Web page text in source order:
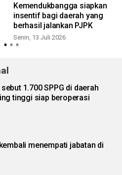
Kemendukbangga siapkan
insentif bagi daerah yang
berhasil jalankan PJPK
Senin, 13 Juli 2026
1.700 SPPG di daerah
tinggi siap beroperasi
menempati jabatan di